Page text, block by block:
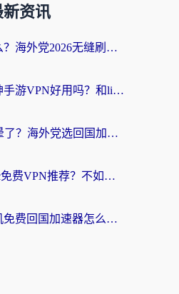
新资讯
归雁加速器是什么？海外党2026无缝刷剧玩国服的实用指南
海外党实测：雷神手游VPN好用吗？和lightVPN对比哪个回国效果更好？附真实体验+避坑指南
全球VPN排名看晕了？海外党选回国加速器的实用指南（附真实对比）
海外党必看：Mac免费VPN推荐？不如选对回国加速器，秒连国内资源不踩坑
海外党必看：手机免费回国加速器怎么选？3个维度帮你避开坑，无缝刷国内资源